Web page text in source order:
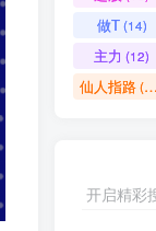
做T(14)
主力 (12)
仙人指路(10)
开启精彩
超级简单
2 股票打板、上
短线交易必须